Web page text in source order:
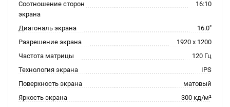
Соотношение сторон
экрана
16:10
Диагональ экрана
16.0"
Разрешение экрана
1920 x 1200
Частота матрицы
120 Гц
Технология экрана
IPS
Поверхность экрана
матовый
Яркость экрана
300 кд/м²